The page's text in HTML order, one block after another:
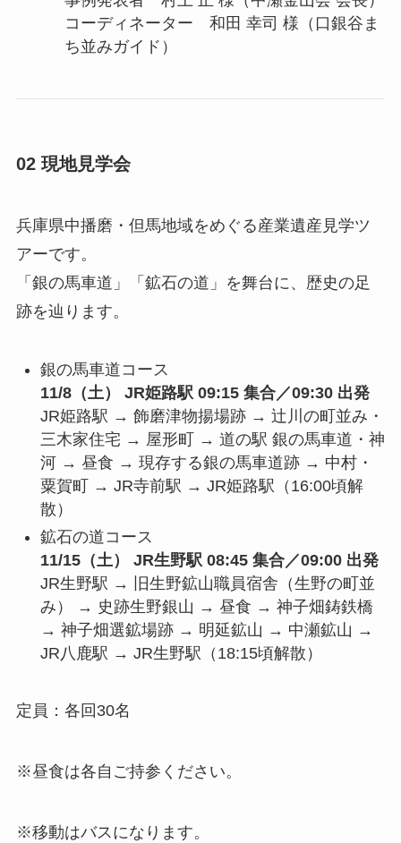
コーディネーター
和田 幸司 様（口銀谷ま
ち並みガイド）
02 現地見学会
兵庫県中播磨・但馬地域をめぐる産業遺産見学ツ
アーです。
「銀の馬車道」「鉱石の道」を舞台に、歴史の足
跡を辿ります。
銀の馬車道コース
11/8（土） JR姫路駅 09:15 集合／09:30 出発
JR姫路駅 → 飾磨津物揚場跡 → 辻川の町並み・
三木家住宅 → 屋形町 → 道の駅 銀の馬車道・神
河 → 昼食 → 現存する銀の馬車道跡 → 中村・
粟賀町 → JR寺前駅 → JR姫路駅（16:00頃解
散）
鉱石の道コース
11/15（土） JR生野駅 08:45 集合／09:00 出発
JR生野駅 → 旧生野鉱山職員宿舎（生野の町並
み） → 史跡生野銀山 → 昼食 → 神子畑鋳鉄橋
→ 神子畑選鉱場跡 → 明延鉱山 → 中瀬鉱山 →
JR八鹿駅 → JR生野駅（18:15頃解散）
定員：各回30名
※昼食は各自ご持参ください。
※移動はバスになります。